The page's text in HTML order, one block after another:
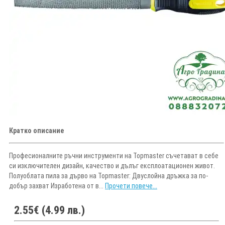
Кратко описание
Професионалните ръчни инструменти на Topmaster съчетават в себе
си изключителен дизайн, качество и дълъг експлоатационен живот.
Полуоблата пила за дърво на Topmaster: Двуслойна дръжка за по-
добър захват Изработена от в... Прочети повече...
2.55€ (4.99 лв.)